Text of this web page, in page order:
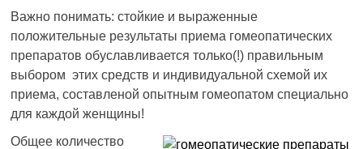
Важно понимать: стойкие и выраженные
положительные результаты приема гомеопатических
препаратов обуславливается только(!) правильным
выбором этих средств и индивидуальной схемой их
приема, составленой опытным гомеопатом специально
для каждой женщины!
Общее количество